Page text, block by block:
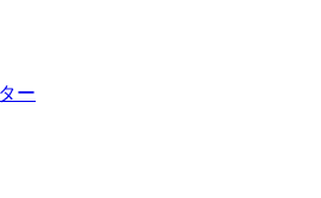
ー